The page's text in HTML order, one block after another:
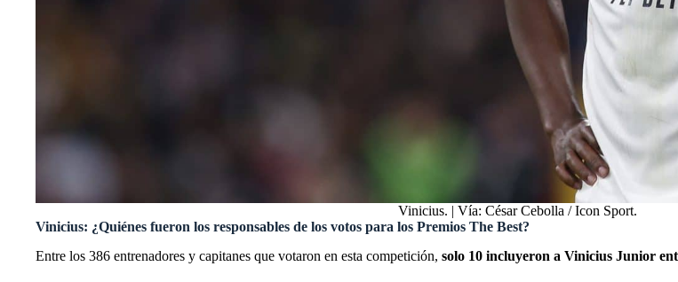
Vinicius. | Vía: César Cebolla / Icon Sport.
Vinicius: ¿Quiénes fueron los responsables de los votos para los Premios The Best?
Entre los 386 entrenadores y capitanes que votaron en esta competición, solo 10 incluyeron a Vinicius Junior